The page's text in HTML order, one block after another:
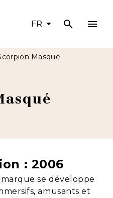
CONTENU
FR search menu
Masqué
: 2006
marque se développe
amusants et